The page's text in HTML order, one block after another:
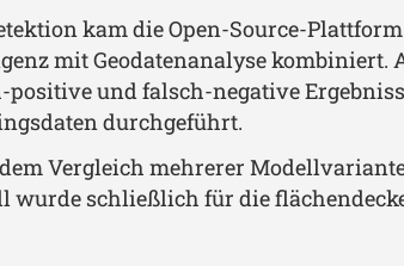
kam die Open-Source-Plattform
mit Geodatenanalyse kombiniert.
positive und falsch-negative
durchgeführt.
Vergleich mehrerer
wurde schließlich für die